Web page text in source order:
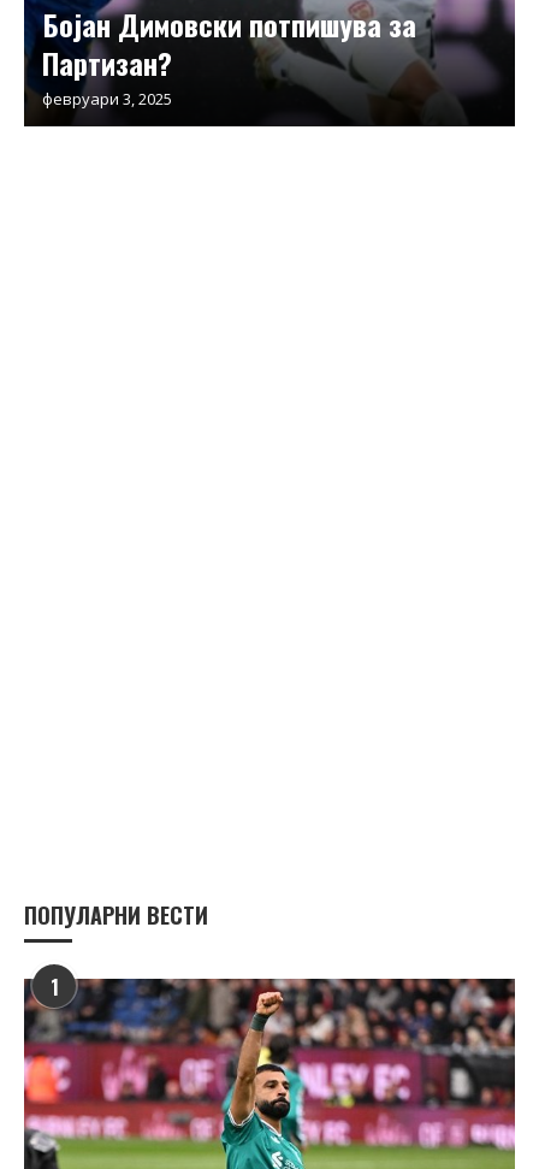
Бојан Димовски потпишува за
Партизан?
февруари 3, 2025
ПОПУЛАРНИ ВЕСТИ
1